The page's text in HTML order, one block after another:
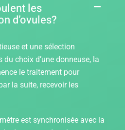
les
d’ovules?
et une sélection
choix d’une donneuse, la
le traitement pour
la suite, recevoir les
est synchronisée avec la